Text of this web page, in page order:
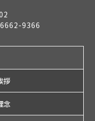
9366
拶
念